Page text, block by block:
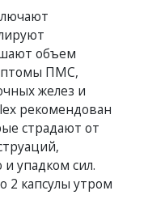
объем
ПМС,
желез и
рекомендован
страдают от
упадком сил.
2 капсулы утром